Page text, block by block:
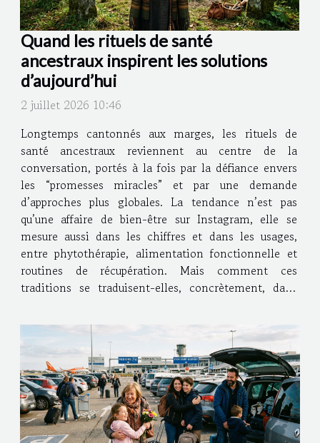
Quand les rituels de santé
ancestraux inspirent les solutions
d’aujourd’hui
2 juillet 2026 10:46
Longtemps cantonnés aux marges, les rituels de
santé ancestraux reviennent au centre de la
conversation, portés à la fois par la défiance envers
les “promesses miracles” et par une demande
d’approches plus globales. La tendance n’est pas
qu’une affaire de bien-être sur Instagram, elle se
mesure aussi dans les chiffres et dans les usages,
entre phytothérapie, alimentation fonctionnelle et
routines de récupération. Mais comment ces
traditions se traduisent-elles, concrètement, dans
en sécurité ? Des gestes anciens, une demande très...